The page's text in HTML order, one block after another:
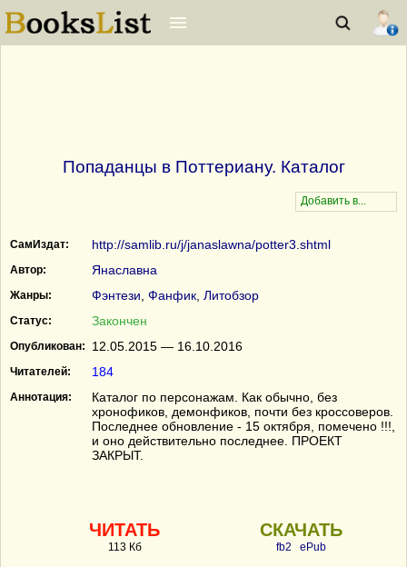
Попаданцы в Поттериану. Каталог
СамИздат: http://samlib.ru/j/janaslawna/potter3.shtml
Автор: Янаславна
Жанры: Фэнтези Фанфик Литобзор
Статус: Закончен
Опубликован: 12.05.2015 — 16.10.2016
Читателей: 184
Аннотация:
Каталог по персонажам. Как обычно, без
хронофиков, демонфиков, почти без кроссоверов.
Последнее обновление - 15 октября, помечено !!!,
и оно действительно последнее. ПРОЕКТ
ЗАКРЫТ.
ЧИТАТЬ
113 Кб
СКАЧАТЬ
fb2 ePub